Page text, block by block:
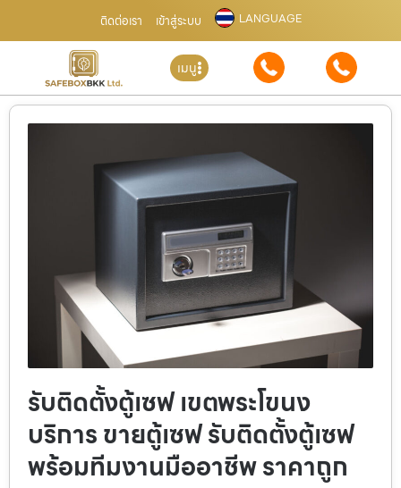
ติดต่อเรา เข้าสู่ระบบ LANGUAGE
เมนู
รับติดตั้งตู้เซฟ เขตพระโขนง
บริการ ขายตู้เซฟ รับติดตั้งตู้เซฟ
พร้อมทีมงานมืออาชีพ ราคาถูก